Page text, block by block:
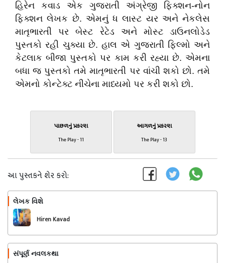
હિરેન કવાડ એક ગુજરાતી અંગ્રેજી ફિક્શન-નોન
ફિક્શન લેખક છે. એમનું ધ લાસ્ટ યર અને નેકલેસ
માતૃભારતી પર બેસ્ટ રેટેડ અને મોસ્ટ ડાઉનલોડેડ
પુસ્તકો રહી ચુક્યા છે. હાલ એ ગુજરાતી ફિલ્મો અને
કેટલાક બીજા પુસ્તકો પર કામ કરી રહ્યા છે. એમના
બધા જ પુસ્તકો તમે માતૃભારતી પર વાંચી શકો છો. તમે
એમનો કોન્ટેક્ટ નીચેના માધ્યમો પર કરી શકો છો.
પાછળનું પ્રકરણ
The Play - 11
આગળનું પ્રકરણ
The Play - 13
આ પુસ્તકને શેર કરો:
લેખક વિશે
Hiren Kavad
સંપૂર્ણ નવલકથા